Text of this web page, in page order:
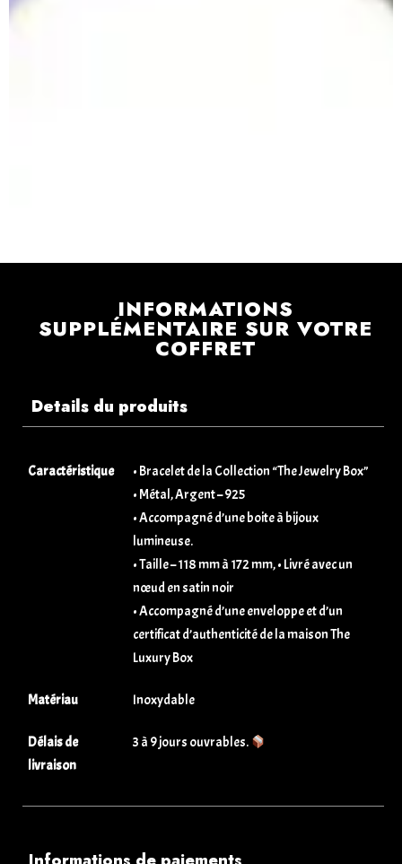
INFORMATIONS
SUPPLÉMENTAIRE SUR VOTRE
COFFRET
Details du produits
Caractéristique
• Bracelet de la Collection “The Jewelry Box”
• Métal, Argent – 925
• Accompagné d’une boite à bijoux
lumineuse.
• Taille – 118 mm à 172 mm, • Livré avec un
nœud en satin noir
• Accompagné d’une enveloppe et d’un
certificat d’authenticité de la maison The
Luxury Box
Matériau Inoxydable
Délais de
livraison
3 à 9 jours ouvrables.